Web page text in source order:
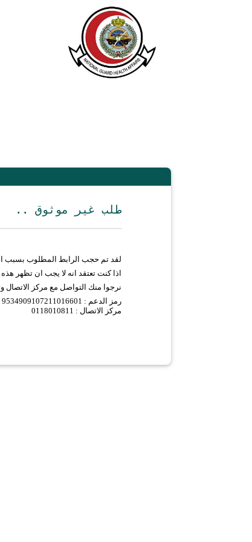
.. طلب غير موثوق
لقد تم حجب الرابط المطلوب بسبب
اذا كنت تعتقد انه لا يجب ان تظهر
نرجوا منك التواصل مع مركز الاتصال
9534909107211016601 : رمز الدعم
مركز الاتصال : 0118010811